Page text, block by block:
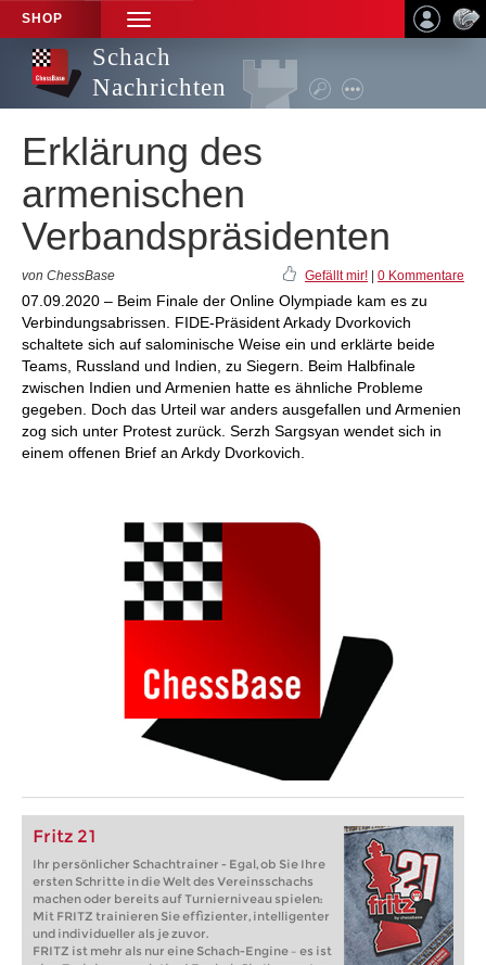
SHOP
TOGGLE
NAVIGATION
Schach
Nachrichten
Erklärung des
armenischen
Verbandspräsidenten
von ChessBase Gefällt mir! 0 Kommentare
07.09.2020 – Beim Finale der Online Olympiade kam es zu
Verbindungsabrissen. FIDE-Präsident Arkady Dvorkovich
schaltete sich auf salominische Weise ein und erklärte beide
Teams, Russland und Indien, zu Siegern. Beim Halbfinale
zwischen Indien und Armenien hatte es ähnliche Probleme
gegeben. Doch das Urteil war anders ausgefallen und Armenien
zog sich unter Protest zurück. Serzh Sargsyan wendet sich in
einem offenen Brief an Arkdy Dvorkovich.
Fritz 21
Ihr persönlicher Schachtrainer - Egal, ob Sie Ihre
ersten Schritte in die Welt des Vereinsschachs
machen oder bereits auf Turnierniveau spielen:
Mit FRITZ trainieren Sie effizienter, intelligenter
und individueller als je zuvor.
FRITZ ist mehr als nur eine Schach-Engine – es ist